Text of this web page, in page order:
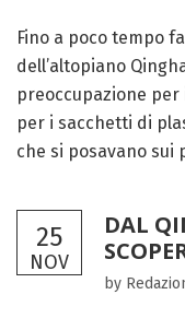
Fino a poco tempo
dell’altopiano
preoccupazione
per i sacchetti di
che si posavano sui
25
NOV
DAL
by